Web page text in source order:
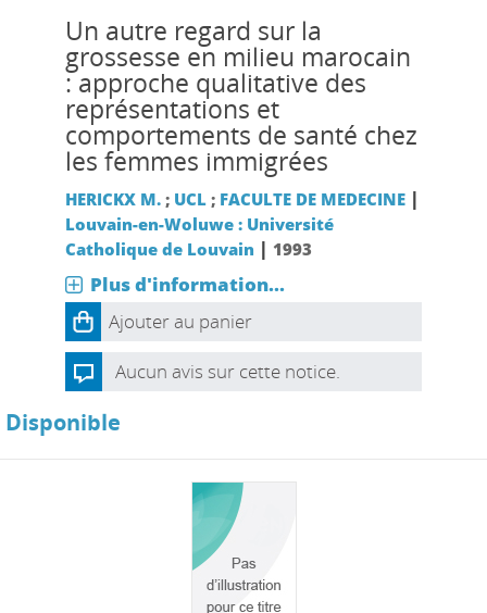
Un autre regard sur la
grossesse en milieu marocain
: approche qualitative des
représentations et
comportements de santé chez
les femmes immigrées
HERICKX M.; UCL; FACULTE DE MEDECINE |
Louvain-en-Woluwe : Université
Catholique de Louvain | 1993
Plus d'information...
Ajouter au panier
Aucun avis sur cette notice.
Disponible